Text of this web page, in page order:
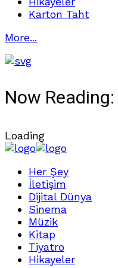
Karton Taht
More...
Now Reading:
Loading
Her Şey
İletişim
Dijital Dünya
Sinema
Müzik
Kitap
Tiyatro
Hikayeler